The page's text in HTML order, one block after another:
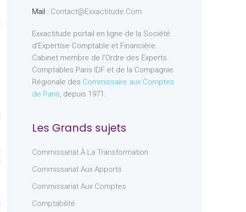
Mail : Contact@exxactitude.com
Exxactitude portail en ligne de la Société
d’Expertise Comptable et Financière.
Cabinet membre de l’Ordre des Experts
Comptables Paris IDF et de la Compagnie
Régionale des Commissaire aux Comptes
de Paris, depuis 1971.
Les Grands sujets
Commissariat À La Transformation
Commissariat Aux Apports
Commissariat Aux Comptes
Comptabilité